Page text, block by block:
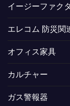
イージーファ
エレコム 防災関
オフィス家具
カルチャー
ガス警報器